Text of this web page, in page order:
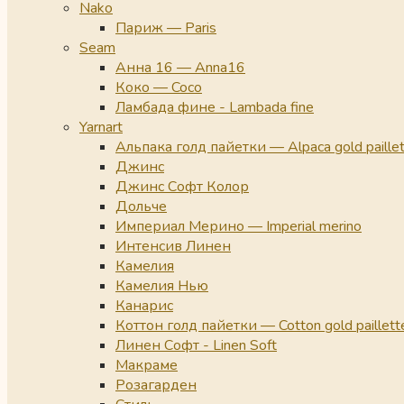
Nako
Париж — Paris
Seam
Анна 16 — Anna16
Коко — Coco
Ламбада фине - Lambada fine
Yarnart
Альпака голд пайетки — Alpaca gold
Джинс
Джинс Софт Колор
Дольче
Империал Мерино — Imperial merino
Интенсив Линен
Камелия
Камелия Нью
Канарис
Коттон голд пайетки — Cotton gold
Линен Софт - Linen Soft
Макраме
Розагарден